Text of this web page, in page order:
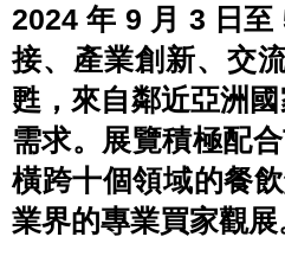
2024 年 9 月 3 日至
接、產業創新、交
甦，來自鄰近亞洲
需求。展覽積極配
橫跨十個領域的餐
業界的專業買家觀展